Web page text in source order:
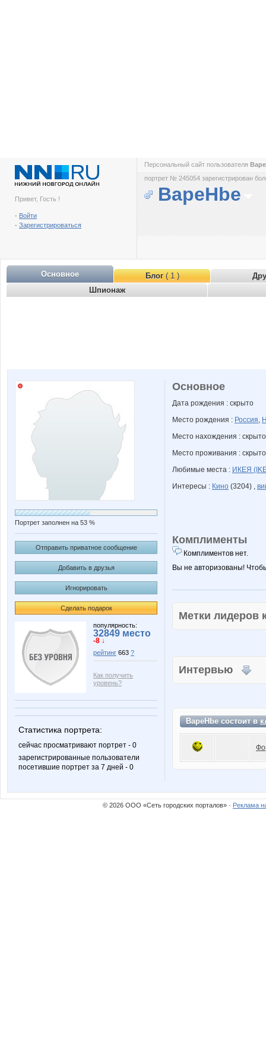
Привет, Гость !
- Войти
- Зарегистрироваться
Персональный сайт пользователя
портрет № 245054 зарегистрирован
BapeHbe
Основное Блог( 1 )
Шпионаж
Портрет заполнен на 53 %
Отправить приватное сообщение
Добавить в друзья
Игнорировать
Сделать подарок
популярность:
32849 место
-8 ↓
рейтинг 663 ?
Как получить
уровень?
Статистика портрета:
сейчас просматривают портрет - 0
зарегистрированные пользователи
посетившие портрет за 7 дней - 0
Основное
Дата рождения : скрыто
Место рождения : Россия,
Место нахождения : скрыто
Место проживания : скрыто
Любимые места : ИКЕЯ
Интересы : Кино (3204) ,
Комплименты
Комплиментов нет.
Вы не авторизованы!
Метки
Интервью
BapeHbe состоит в
© 2026 ООО «Сеть городских порталов» · Реклама